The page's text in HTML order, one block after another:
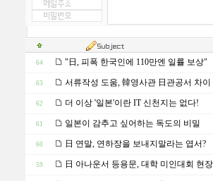
64 "日, 피폭 한국인에 110만엔 일률 보상"
63 서류작성 도움, 韓영사관 日관공서 차이
62 더 이상 '일본'이란 IT 신천지는 없다!
61 일본이 감추고 싶어하는 독도의 비밀
60 日 연말, 연하장을 보내지말라는 엽서?
59 日 아나운서 등용문, 대학 미인대회 현장